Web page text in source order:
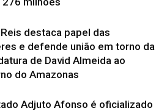
destaca papel das
e defende união em torno da
de David Almeida ao
do Amazonas
Adjuto Afonso é oficializado